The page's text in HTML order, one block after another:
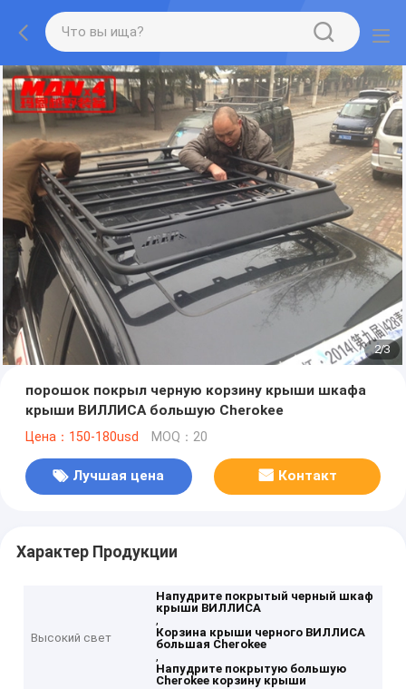
2/3
порошок покрыл черную корзину крыши шкафа
крыши ВИЛЛИСА большую Cherokee
Цена：150-180usd MOQ：20
Лучшая цена Контакт
Характер Продукции
Высокий свет
Напудрите покрытый черный шкаф
крыши ВИЛЛИСА
,
Корзина крыши черного ВИЛЛИСА
большая Cherokee
,
Напудрите покрытую большую
Cherokee корзину крыши